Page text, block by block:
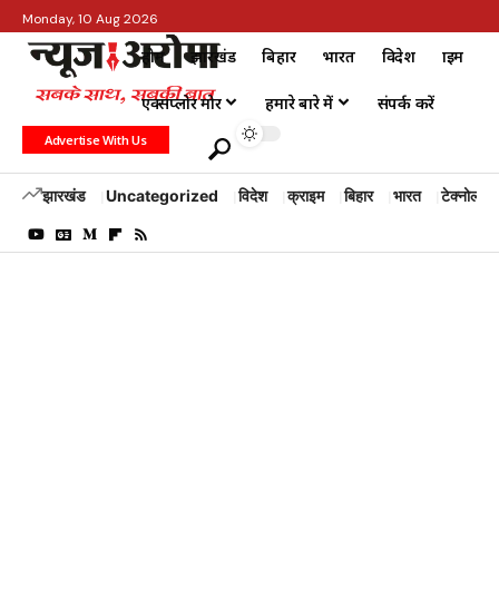
Monday, 10 Aug 2026
होम झारखंड बिहार भारत विदेश क्राइम
एक्सप्लोर मोर हमारे बारे में संपर्क करें
Advertise With Us
झारखंड Uncategorized विदेश क्राइम बिहार भारत टेक्नोलॉजी